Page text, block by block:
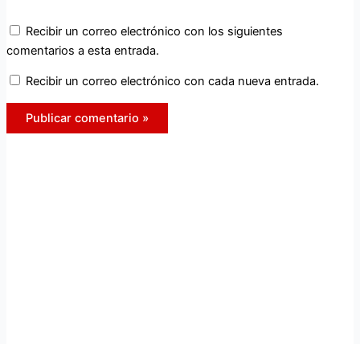
Recibir un correo electrónico con los siguientes
comentarios a esta entrada.
Recibir un correo electrónico con cada nueva entrada.